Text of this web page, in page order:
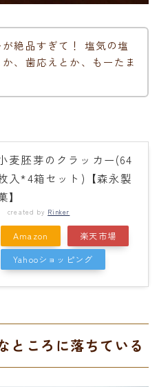
絶品すぎて！ 塩気の塩
、歯応えとか、もーたま
麦胚芽のクラッカー(64
入*4箱セット)【森永製
】
created by Rinker
Amazon
楽天市場
Yahooショッピング
ところに落ちている